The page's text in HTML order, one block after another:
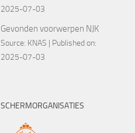
2025-07-03
Gevonden voorwerpen NJK
Source: KNAS
Published on:
2025-07-03
SCHERMORGANISATIES